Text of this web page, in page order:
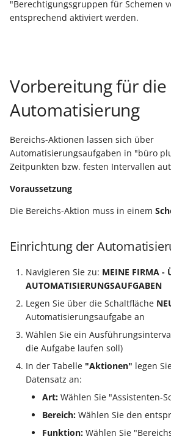
"Berechtigungsgruppen für Schemen
entsprechend aktiviert werden.
Vorbereitung für die
Automatisierung
Bereichs-Aktionen lassen sich über
Automatisierungsaufgaben in "büro
Zeitpunkten bzw. festen Intervallen
Voraussetzung
Die Bereichs-Aktion muss in einem
Einrichtung der
Navigieren Sie zu: MEINE FIRMA -
AUTOMATISIERUNGSAUFGABEN
Legen Sie über die Schaltfläche
Automatisierungsaufgabe an
Wählen Sie ein
die Aufgabe laufen soll)
In der Tabelle "Aktionen" legen
Datensatz an:
Art:Wählen Sie "Assistenten-
Bereich:Wählen Sie den
Funktion:Wählen Sie